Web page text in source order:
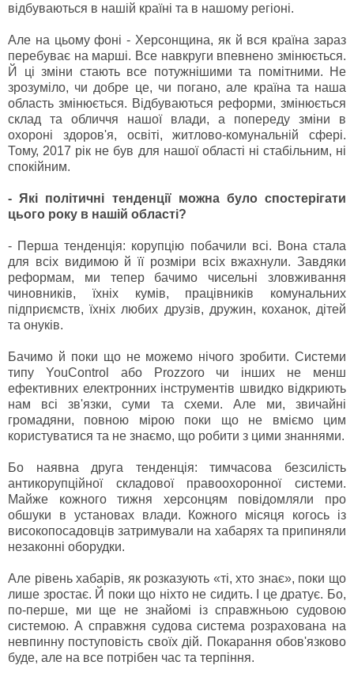
відбуваються в нашій країні та в нашому регіоні.
Але на цьому фоні - Херсонщина, як й вся країна зараз
перебуває на марші. Все навкруги впевнено змінюється.
Й ці зміни стають все потужнішими та помітними. Не
зрозуміло, чи добре це, чи погано, але країна та наша
область змінюється. Відбуваються реформи, змінюється
склад та обличчя нашої влади, а попереду зміни в
охороні здоров'я, освіті, житлово-комунальній сфері.
Тому, 2017 рік не був для нашої області ні стабільним, ні
спокійним.
- Які політичні тенденції можна було спостерігати
цього року в нашій області?
- Перша тенденція: корупцію побачили всі. Вона стала
для всіх видимою й її розміри всіх вжахнули. Завдяки
реформам, ми тепер бачимо чисельні зловживання
чиновників, їхніх кумів, працівників комунальних
підприємств, їхніх любих друзів, дружин, коханок, дітей
та онуків.
Бачимо й поки що не можемо нічого зробити. Системи
типу YouControl або Prozzoro чи інших не менш
ефективних електронних інструментів швидко відкриють
нам всі зв'язки, суми та схеми. Але ми, звичайні
громадяни, повною мірою поки що не вміємо цим
користуватися та не знаємо, що робити з цими знаннями.
Бо наявна друга тенденція: тимчасова безсилість
антикорупційної складової правоохоронної системи.
Майже кожного тижня херсонцям повідомляли про
обшуки в установах влади. Кожного місяця когось із
високопосадовців затримували на хабарях та припиняли
незаконні оборудки.
Але рівень хабарів, як розказують «ті, хто знає», поки що
лише зростає. Й поки що ніхто не сидить. І це дратує. Бо,
по-перше, ми ще не знайомі із справжньою судовою
системою. А справжня судова система розрахована на
невпинну поступовість своїх дій. Покарання обов'язково
буде, але на все потрібен час та терпіння.